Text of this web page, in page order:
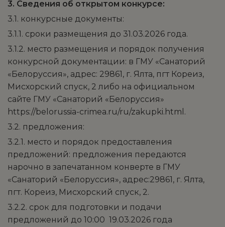
3. Сведения об открытом конкурсе:
3.1. конкурсные документы:
3.1.1. сроки размещения до 31.03.2026 года.
3.1.2. место размещения и порядок получения
конкурсной документации: в ГМУ «Санаторий
«Белоруссия», адрес: 29861, г. Ялта, пгт Кореиз,
Мисхорский спуск, 2 либо на официальном
сайте ГМУ «Санаторий «Белоруссия»
https://belorussia-crimea.ru/ru/zakupki.html.
3.2. предложения:
3.2.1. место и порядок предоставления
предложений: предложения передаются
нарочно в запечатанном конверте в ГМУ
«Санаторий «Белоруссия», адрес:29861, г. Ялта,
пгт. Кореиз, Мисхорский спуск, 2.
3.2.2. срок для подготовки и подачи
предложений до 10:00 19.03.2026 года